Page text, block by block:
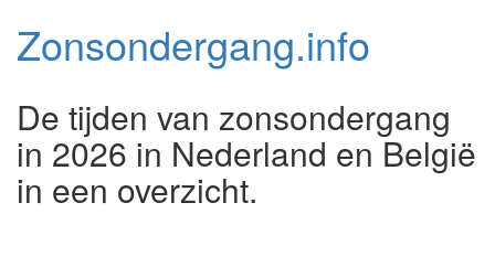
Zonsondergang.info
De tijden van zonsondergang
in 2026 in Nederland en België
in een overzicht.